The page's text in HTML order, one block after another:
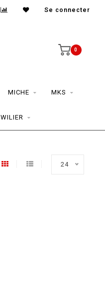
Se connecter
0
MICHE MKS
WILIER
24